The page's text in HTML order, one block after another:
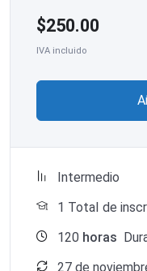
$250.00
IVA incluido
Intermedio
1 TotaI de
120 horas
27 de